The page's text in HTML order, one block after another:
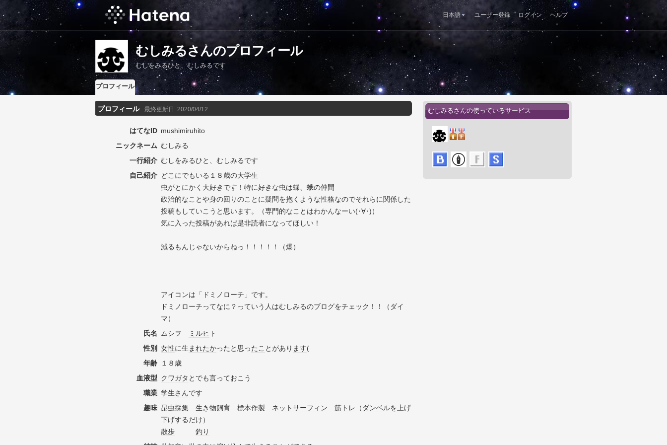
日本語 ユーザー登録 ログイン ヘルプ
むしみるさんのプロフィール
むしをみるひと、むしみるです
プロフィール
プロフィール 最終更新日: 2020/04/12
はてなID mushimiruhito
ニックネーム むしみる
一行紹介 むしをみるひと、むしみるです
自己紹介 どこにでもいる１８歳の大学生
虫がとにかく大好きです！特に好きな虫は蝶、蛾の仲間
政治的なことや身の回りのことに疑問を抱くような性格なのでそれらに関係した
投稿もしていこうと思います。（専門的なことはわかんなーい(･∀･)）
気に入った投稿があれば是非読者になってほしい！
減るもんじゃないからねっ！！！！！（爆）
アイコンは「ドミノローチ」です。
ドミノローチってなに？っていう人はむしみるのブログをチェック！！（ダイ
マ）
氏名 ムシヲ ミルヒ ト
性別
女性に生まれたかったと思ったこ とがあり ます(
年齢
１８歳
血液型 クワガタ とでも言っておこう
職業 学生さんです
趣味 昆虫採集 生き物飼育 標本作製 ネットサーフィン 筋トレ （ ダンベルを上げ
下げするだけ）
散歩
釣り
むしみるさんの使っているサービス